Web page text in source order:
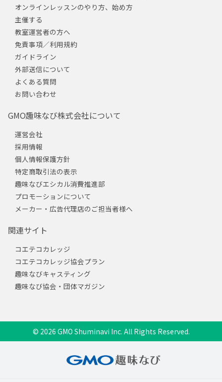
オンラインレッスンのやり方、始め方
主催する
教室運営者の方へ
免責事項／利用規約
ガイドライン
外部送信について
よくある質問
お問い合わせ
GMO趣味なび株式会社について
運営会社
採用情報
個人情報保護方針
特定商取引法の表示
趣味なびエシカル消費推進部
プロモーションについて
メーカー・広告代理店のご担当者様へ
関連サイト
コエテコカレッジ
コエテコカレッジ協会プラン
趣味なびキャスティング
趣味なび協会・団体マガジン
© 2026 GMO Shuminavi Inc. All Rights Reserved.